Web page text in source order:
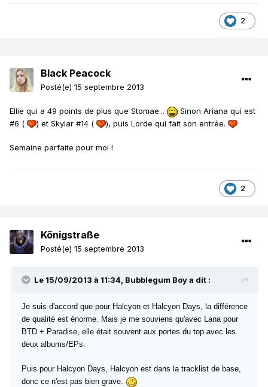
2
Black Peacock
Posté(e) 15 septembre 2013
Ellie qui a 49 points de plus que Stomae...
Sinon Ariana qui est
#6 (
) et Skylar #14 ( ), puis Lorde qui fait son entrée.
Semaine parfaite pour moi !
2
Königstraße
Posté(e) 15 septembre 2013
Le 15/09/2013 à 11:34, Bubblegum Boy a dit :
Je suis d'accord que pour Halcyon et Halcyon Days, la différence
de qualité est énorme. Mais je me souviens qu'avec Lana pour
BTD + Paradise, elle était souvent aux portes du top avec les
deux albums/EPs.
Puis pour Halcyon Days, Halcyon est dans la tracklist de base,
donc ce n'est pas bien grave.